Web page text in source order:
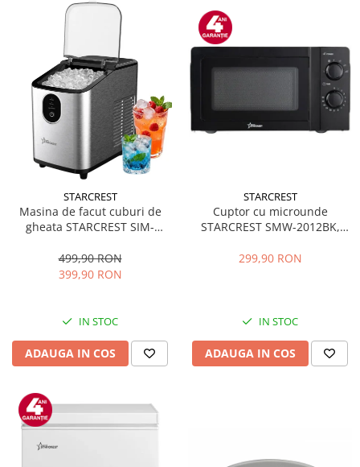
STARCREST
Masina de facut cuburi de
gheata STARCREST SIM-
12Kg/24h, Cos gheata
detasabil, Rezervor apa 0.8 l,
499,90 RON
399,90 RON
IN STOC
ADAUGA IN COS
STARCREST
Cuptor cu microunde
STARCREST SMW-2012BK,
mecanic, 6 Trepte de putere,
299,90 RON
IN STOC
ADAUGA IN COS